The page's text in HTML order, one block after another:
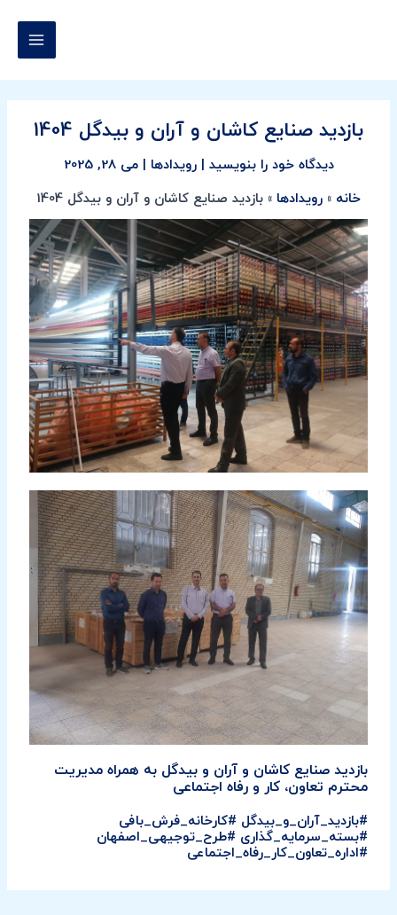
بازدید صنایع کاشان و آران و بیدگل 1404
دیدگاه‌ خود را بنویسید |رویدادها |می 28, 2025
خانه
رویدادها بازدید صنایع کاشان و آران و بیدگل 1404
بازدید صنایع کاشان و آران و بیدگل به همراه مدیریت
محترم تعاون، کار و رفاه اجتماعی
#بازدید_آران_و_بیدگل #کارخانه_فرش_بافی
#بسته_سرمایه_گذاری #طرح_توجیهی_اصفهان
#اداره_تعاون_کار_رفاه_اجتماعی